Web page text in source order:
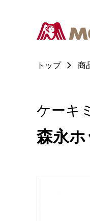
トップ 商
ケーキ
森永